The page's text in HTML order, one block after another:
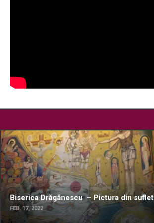
Biserica Drăgănescu – Pictura din suflet
FEB. 17, 2022